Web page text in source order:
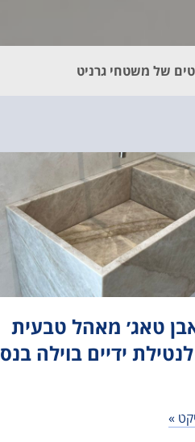
של משטחי גרניט
טאג׳ מאהל טבעית
ידיים בוילה בנס
»